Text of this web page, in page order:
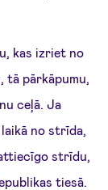
kas izriet no
pārkāpumu,
ceļā. Ja
no strīda,
strīdu,
tiesā.